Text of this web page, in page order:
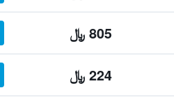
805 ﷼
224 ﷼